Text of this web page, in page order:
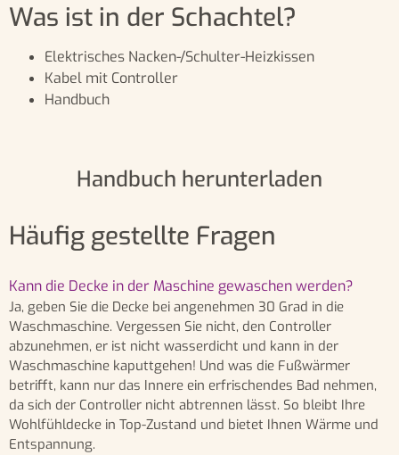
Was ist in der Schachtel?
Elektrisches Nacken-/Schulter-Heizkissen
Kabel mit Controller
Handbuch
Handbuch herunterladen
Häufig gestellte Fragen
Kann die Decke in der Maschine gewaschen werden?
Ja, geben Sie die Decke bei angenehmen 30 Grad in die
Waschmaschine. Vergessen Sie nicht, den Controller
abzunehmen, er ist nicht wasserdicht und kann in der
Waschmaschine kaputtgehen! Und was die Fußwärmer
betrifft, kann nur das Innere ein erfrischendes Bad nehmen,
da sich der Controller nicht abtrennen lässt. So bleibt Ihre
Wohlfühldecke in Top-Zustand und bietet Ihnen Wärme und
Entspannung.